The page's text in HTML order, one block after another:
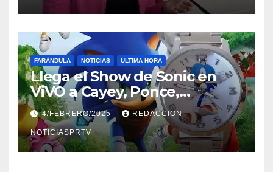
FARÁNDULA NOTICIAS ULTIMA HORA
Llega el Show de Sonic en
ViVO a Cayey, Ponce,
Barceloneta y Humacao,
Relojes gratis para el que
compre ahora….
4/FEBRERO/2025 REDACCION
NOTICIASPRTV